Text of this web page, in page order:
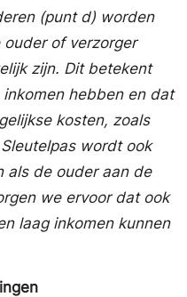
(punt d) worden
of verzorger
zijn. Dit betekent
hebben en dat
kosten, zoals
wordt ook
als de ouder aan de
we ervoor dat ook
laag inkomen kunnen